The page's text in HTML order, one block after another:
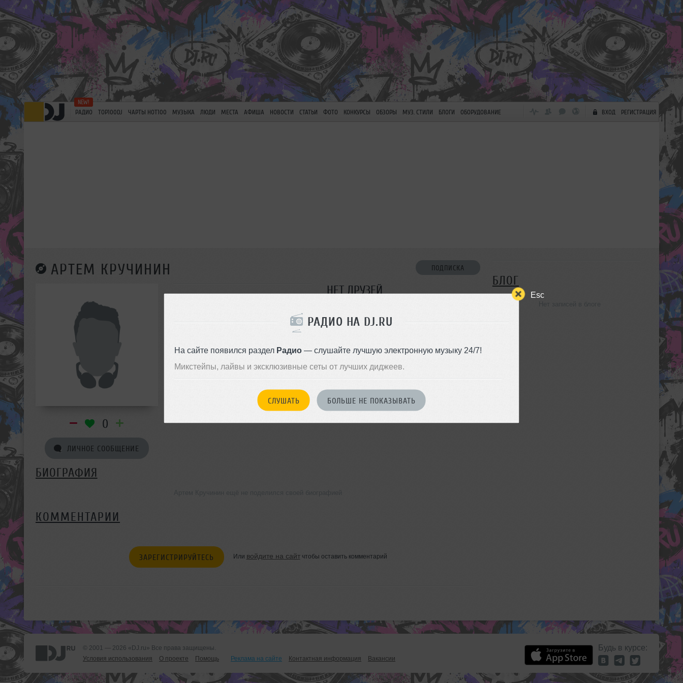
Esc
РАДИО НА DJ.RU
На сайте появился раздел Радио— слушайте лучшую электронную музыку 24/7!
Микстейпы, лайвы и эксклюзивные сеты от лучших диджеев.
СЛУШАТЬ БОЛЬШЕ НЕ ПОКАЗЫВАТЬ
РАДИО TOP100DJ ЧАРТЫ HOT100 МУЗЫКА ЛЮДИ МЕСТА АФИША НОВОСТИ СТАТЬИ ФОТО КОНКУРСЫ ОБЗОРЫ МУЗ. СТИЛИ БЛОГИ ОБОРУДОВАНИЕ ВХОД РЕГИСТРАЦИЯ
АРТЕМ КРУЧИНИН ПОДПИСКА
0
ЛИЧНОЕ СООБЩЕНИЕ
НЕТ ДРУЗЕЙ
БИОГРАФИЯ
КОММЕНТАРИИ
ЗАРЕГИСТРИРУЙТЕСЬ Или войдите на сайтчтобы оставить комментарий
БЛОГ
© 2001 — 2026 «DJ.ru» Все права защищены.
Условия использования
О проекте Помощь Реклама на сайте Контактная информация Вакансии
Будь в курсе: